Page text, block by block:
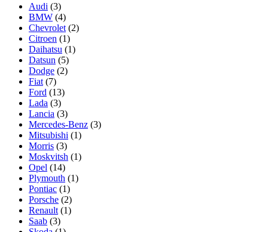
Audi (3)
BMW (4)
Chevrolet (2)
Citroen (1)
Daihatsu (1)
Datsun (5)
Dodge (2)
Fiat (7)
Ford (13)
Lada (3)
Lancia (3)
Mercedes-Benz (3)
Mitsubishi (1)
Morris (3)
Moskvitsh (1)
Opel (14)
Plymouth (1)
Pontiac (1)
Porsche (2)
Renault (1)
Saab (3)